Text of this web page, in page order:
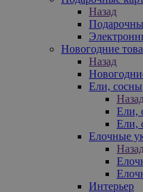
Назад
Новогодние
Назад
Ели, сосны
Ели,
Ели,
Елочные
Интерьер